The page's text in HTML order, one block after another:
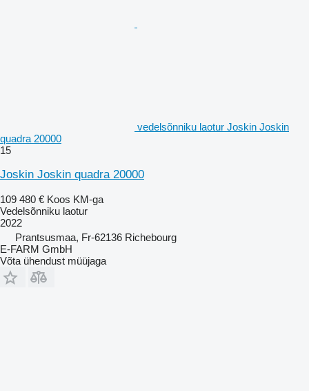
vedelsõnniku laotur Joskin Joskin
quadra 20000
15
Joskin Joskin quadra 20000
109 480 € Koos KM-ga
Vedelsõnniku laotur
2022
Prantsusmaa, Fr-62136 Richebourg
E-FARM GmbH
Võta ühendust müüjaga